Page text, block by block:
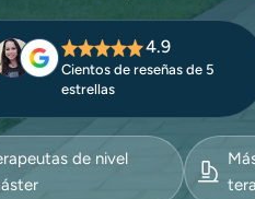
4.9
Cientos de reseñas de 5
estrellas
de nivel